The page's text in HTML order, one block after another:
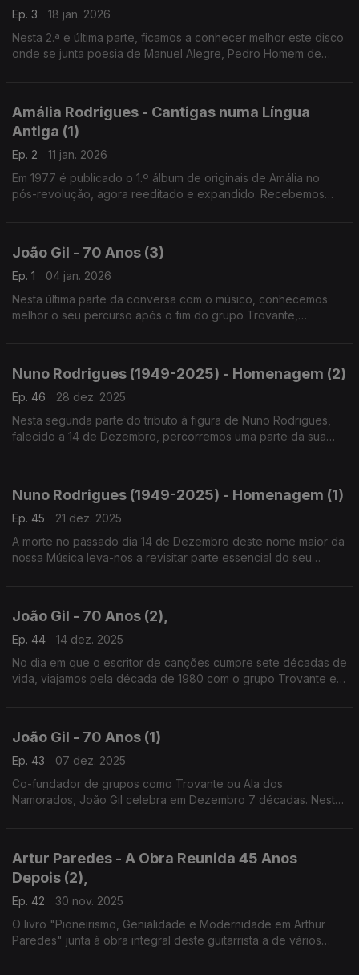
Ep. 3
18 jan. 2026
Nesta 2.ª e última parte, ficamos a conhecer melhor este disco
onde se junta poesia de Manuel Alegre, Pedro Homem de
Amália Rodrigues - Cantigas numa Língua
Antiga (1)
Ep. 2
11 jan. 2026
Em 1977 é publicado o 1.º álbum de originais de Amália no
pós-revolução, agora reeditado e expandido. Recebemos
João Gil - 70 Anos (3)
Ep. 1
04 jan. 2026
Nesta última parte da conversa com o músico, conhecemos
melhor o seu percurso após o fim do grupo Trovante,
Nuno Rodrigues (1949-2025) - Homenagem (2)
Ep. 46
28 dez. 2025
Nesta segunda parte do tributo à figura de Nuno Rodrigues,
falecido a 14 de Dezembro, percorremos uma parte da sua
Nuno Rodrigues (1949-2025) - Homenagem (1)
Ep. 45
21 dez. 2025
A morte no passado dia 14 de Dezembro deste nome maior da
nossa Música leva-nos a revisitar parte essencial do seu
João Gil - 70 Anos (2),
Ep. 44
14 dez. 2025
No dia em que o escritor de canções cumpre sete décadas de
vida, viajamos pela década de 1980 com o grupo Trovante e
João Gil - 70 Anos (1)
Ep. 43
07 dez. 2025
Co-fundador de grupos como Trovante ou Ala dos
Namorados, João Gil celebra em Dezembro 7 décadas. Nesta
Artur Paredes - A Obra Reunida 45 Anos
Depois (2),
Ep. 42
30 nov. 2025
O livro "Pioneirismo, Genialidade e Modernidade em Arthur
Paredes" junta à obra integral deste guitarrista a de vários